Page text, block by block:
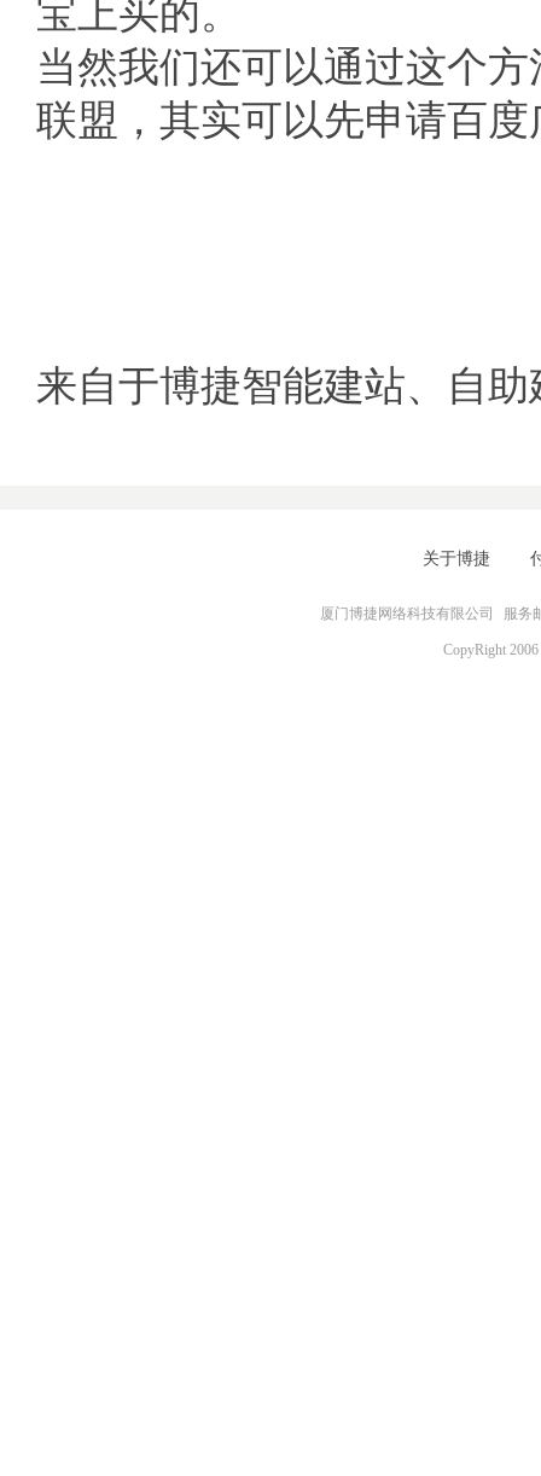
宝上买的。
当然我们还可以通过这个
联盟，其实可以先申请百
来自于博捷智能建站、自助
关于博捷
厦门博捷网络科技有限公司 服务
CopyRight